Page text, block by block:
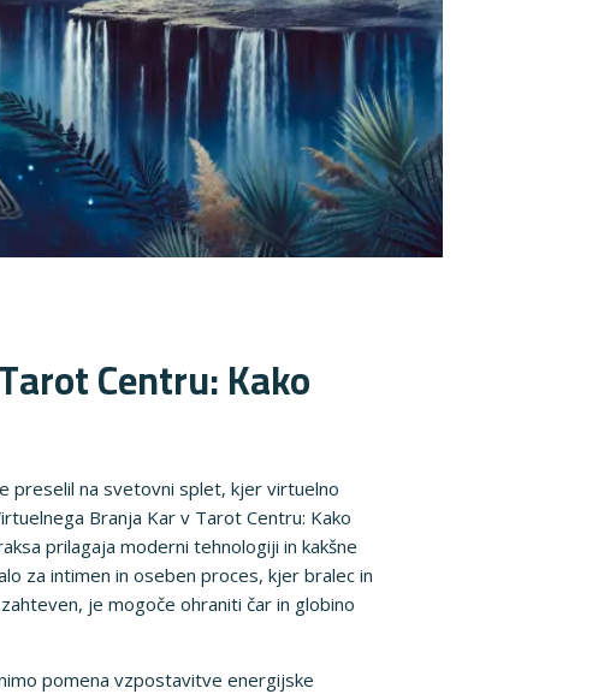
Centru: Kako
na svetovni splet, kjer virtuelno
Branja Kar v Tarot Centru: Kako
prilagaja moderni tehnologiji in kakšne
za intimen in oseben proces, kjer bralec in
je mogoče ohraniti čar in globino
pomena vzpostavitve energijske